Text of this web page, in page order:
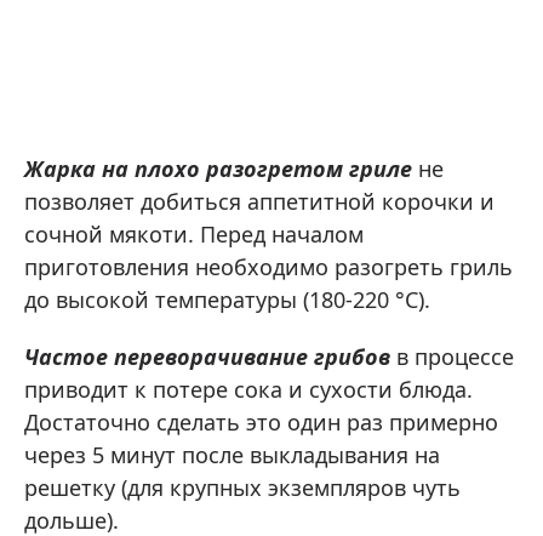
Жарка на плохо разогретом гриле не
позволяет добиться аппетитной корочки и
сочной мякоти. Перед началом
приготовления необходимо разогреть гриль
до высокой температуры (180-220 °C).
Частое переворачивание грибов в процессе
приводит к потере сока и сухости блюда.
Достаточно сделать это один раз примерно
через 5 минут после выкладывания на
решетку (для крупных экземпляров чуть
дольше).